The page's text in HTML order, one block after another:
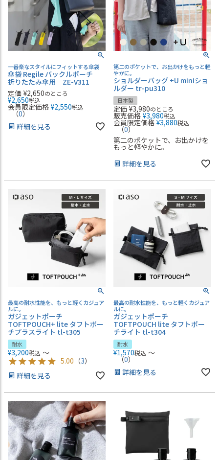
一番楽なスタイルにフィットする傘袋
傘袋 Regile バックルポーチ
折りたたみ傘用 ZE-V311
定価 ¥2,650のところ
¥2,650税込
会員限定価格 ¥2,550税込
（0）
詳細を見る
第二のポケットで、お出かけをもっと軽
やかに。
ショルダーバッグ +U miniショ
ルダー tr-pu310
日本製
定価 ¥3,980のところ
販売価格 ¥3,980税込
会員限定価格 ¥3,880税込
（0）
第二のポケットで、お出かけを
もっと軽やかに。
詳細を見る
最高の耐水性能を、もっと軽くカジュア
ルに。
ガジェットポーチ
TOFTPOUCH+ lite タフトポー
チプラスライト tl-t305
耐水
¥3,200税込 〜
5.00 （3）
詳細を見る
最高の耐水性能を、もっと軽くカジュア
ルに。
ガジェットポーチ
TOFTPOUCH lite タフトポー
チライト tl-t304
耐水
¥1,570税込 〜
（0）
詳細を見る